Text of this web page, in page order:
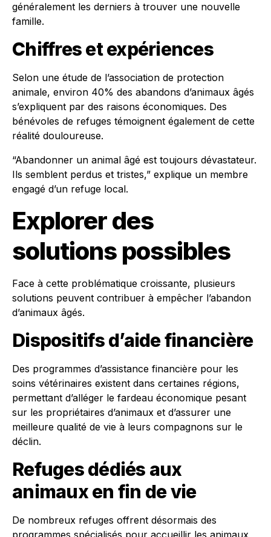
généralement les derniers à trouver une nouvelle
famille.
Chiffres et expériences
Selon une étude de l’association de protection
animale, environ 40% des abandons d’animaux âgés
s’expliquent par des raisons économiques. Des
bénévoles de refuges témoignent également de cette
réalité douloureuse.
“Abandonner un animal âgé est toujours dévastateur.
Ils semblent perdus et tristes,” explique un membre
engagé d’un refuge local.
Explorer des
solutions possibles
Face à cette problématique croissante, plusieurs
solutions peuvent contribuer à empêcher l’abandon
d’animaux âgés.
Dispositifs d’aide financière
Des programmes d’assistance financière pour les
soins vétérinaires existent dans certaines régions,
permettant d’alléger le fardeau économique pesant
sur les propriétaires d’animaux et d’assurer une
meilleure qualité de vie à leurs compagnons sur le
déclin.
Refuges dédiés aux
animaux en fin de vie
De nombreux refuges offrent désormais des
programmes spécialisés pour accueillir les animaux